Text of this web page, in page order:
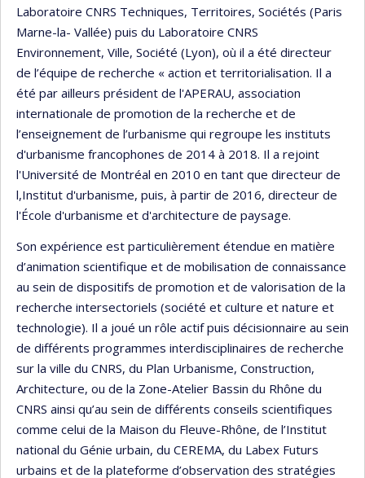
Laboratoire CNRS Techniques, Territoires, Sociétés (Paris
Marne-la- Vallée) puis du Laboratoire CNRS
Environnement, Ville, Société (Lyon), où il a été directeur
de l’équipe de recherche « action et territorialisation. Il a
été par ailleurs président de l'APERAU, association
internationale de promotion de la recherche et de
l’enseignement de l’urbanisme qui regroupe les instituts
d'urbanisme francophones de 2014 à 2018. Il a rejoint
l'Université de Montréal en 2010 en tant que directeur de
l,Institut d'urbanisme, puis, à partir de 2016, directeur de
l'École d'urbanisme et d'architecture de paysage.
Son expérience est particulièrement étendue en matière
d’animation scientifique et de mobilisation de connaissance
au sein de dispositifs de promotion et de valorisation de la
recherche intersectoriels (société et culture et nature et
technologie). Il a joué un rôle actif puis décisionnaire au sein
de différents programmes interdisciplinaires de recherche
sur la ville du CNRS, du Plan Urbanisme, Construction,
Architecture, ou de la Zone-Atelier Bassin du Rhône du
CNRS ainsi qu’au sein de différents conseils scientifiques
comme celui de la Maison du Fleuve-Rhône, de l’Institut
national du Génie urbain, du CEREMA, du Labex Futurs
urbains et de la plateforme d’observation des stratégies